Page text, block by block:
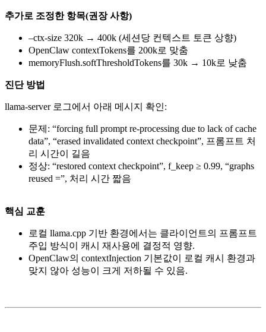
추가로 조정한 항목(권장 사항)
–ctx-size 320k → 400k (세션당 컨텍스트 토큰 상향)
OpenClaw contextTokens를 200k로 맞춤
memoryFlush.softThresholdTokens를 30k → 10k로 낮춤
진단 방법
llama-server 로그에서 아래 메시지 확인:
문제: “forcing full prompt re-processing due to lack of cache
data”, “erased invalidated context checkpoint”, 프롬프트 처
리 시간이 길음
정상: “restored context checkpoint”, f_keep ≥ 0.99, “graphs
reused =”, 처리 시간 짧음
핵심 교훈
로컬 llama.cpp 기반 환경에서는 클라이언트의 프롬프트
주입 방식이 캐시 재사용에 결정적 영향.
OpenClaw의 contextInjection 기본값이 로컬 캐시 환경과
맞지 않아 성능이 크게 저하될 수 있음.